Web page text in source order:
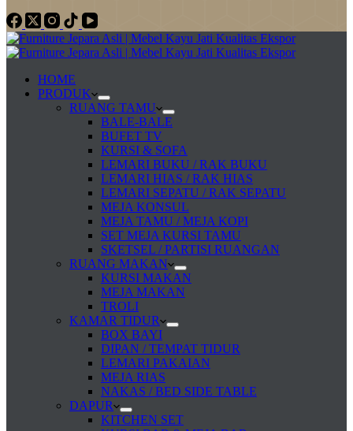
HOME
PRODUK
RUANG TAMU
BALE-BALE
BUFET TV
KURSI & SOFA
LEMARI BUKU / RAK BUKU
LEMARI HIAS / RAK HIAS
LEMARI SEPATU / RAK SEPATU
MEJA KONSUL
MEJA TAMU / MEJA KOPI
SET MEJA KURSI TAMU
SKETSEL / PARTISI RUANGAN
RUANG MAKAN
KURSI MAKAN
MEJA MAKAN
TROLI
KAMAR TIDUR
BOX BAYI
DIPAN / TEMPAT TIDUR
LEMARI PAKAIAN
MEJA RIAS
NAKAS / BED SIDE TABLE
DAPUR
KITCHEN SET